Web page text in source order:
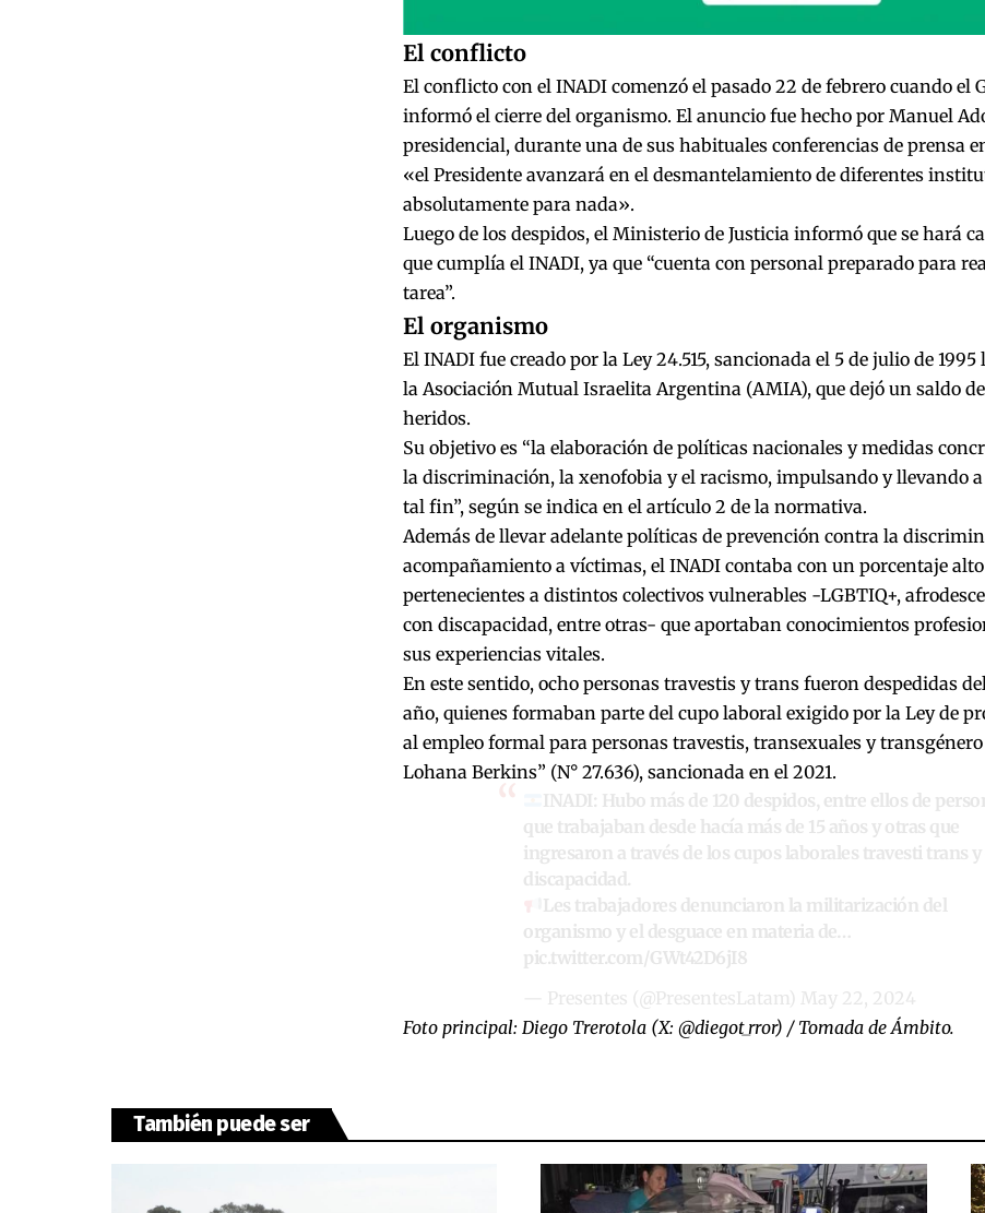
El conflicto
El conflicto con el INADI comenzó el pasado 22 de febrero cuando el
informó el cierre del organismo. El anuncio fue hecho por Manuel
presidencial, durante una de sus habituales conferencias de prensa
«el Presidente avanzará en el desmantelamiento de diferentes
absolutamente para nada».
Luego de los despidos, el Ministerio de Justicia informó que se hará
que cumplía el INADI, ya que “cuenta con personal preparado para
tarea”.
El organismo
El INADI fue creado por la Ley 24.515, sancionada el 5 de julio de
la Asociación Mutual Israelita Argentina (AMIA), que dejó un saldo
heridos.
Su objetivo es “la elaboración de políticas nacionales y medidas
la discriminación, la xenofobia y el racismo, impulsando y llevando a
tal fin”, según se indica en el artículo 2 de la normativa.
Además de llevar adelante políticas de prevención contra la
acompañamiento a víctimas, el INADI contaba con un porcentaje
pertenecientes a distintos colectivos vulnerables -LGBTIQ+,
con discapacidad, entre otras- que aportaban conocimientos
sus experiencias vitales.
En este sentido, ocho personas travestis y trans fueron despedidas
año, quienes formaban parte del cupo laboral exigido por la Ley de
al empleo formal para personas travestis, transexuales y
Lohana Berkins” (N° 27.636), sancionada en el 2021.
INADI: Hubo más de 120 despidos, entre ellos de
que trabajaban desde hacía más de 15 años y otras que
ingresaron a través de los cupos laborales travesti trans y
discapacidad.
Les trabajadores denunciaron la militarización del
organismo y el desguace en materia de…
pic.twitter.com/GWt42D6jI8
— Presentes (@PresentesLatam) May 22, 2024
Foto principal: Diego Trerotola (X: @diegot_rror) / Tomada de Ámbito.
También puede ser